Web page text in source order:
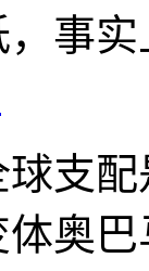
事
球支
奥